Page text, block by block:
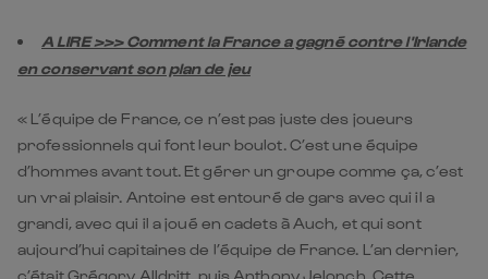
A LIRE >>> Comment la France a gagné contre l'Irlande
en conservant son plan de jeu
« L’équipe de France, ce n’est pas juste des joueurs
professionnels qui font leur boulot. C’est une équipe
d’hommes avant tout. Et gérer un groupe comme ça, c’est
un vrai plaisir. Antoine est entouré de gars avec qui il a
grandi, avec qui il a joué en cadets à Auch, et qui sont
aujourd’hui capitaines de l’équipe de France. L’an dernier,
c’était Grégory Alldritt, puis Anthony Jelonch. Cette